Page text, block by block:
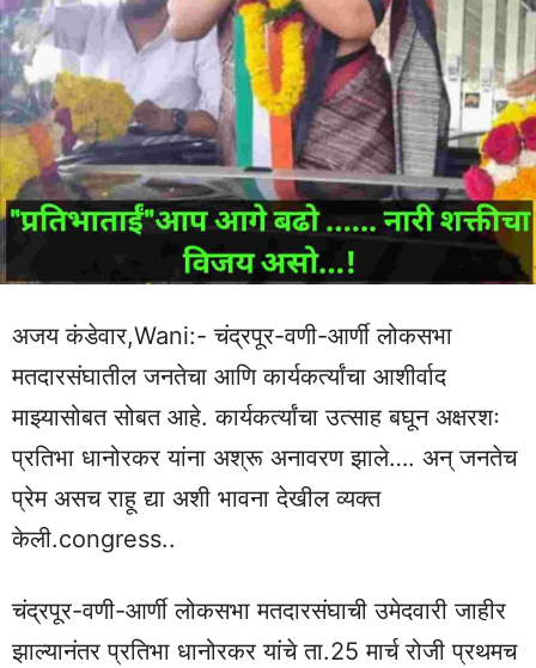
अजय कंडेवार,Wani:- चंद्रपूर-वणी-आर्णी लोकसभा
मतदारसंघातील जनतेचा आणि कार्यकर्त्यांचा आशीर्वाद
माझ्यासोबत सोबत आहे. कार्यकर्त्यांचा उत्साह बघून अक्षरशः
प्रतिभा धानोरकर यांना अश्रू अनावरण झाले…. अन् जनतेच
प्रेम असच राहू द्या अशी भावना देखील व्यक्त
केली.congress..
चंद्रपूर-वणी-आर्णी लोकसभा मतदारसंघाची उमेदवारी जाहीर
झाल्यानंतर प्रतिभा धानोरकर यांचे ता.25 मार्च रोजी प्रथमच